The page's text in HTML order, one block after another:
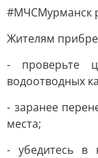
#МЧСМурманск
Жителям
- проверьте
водоотводных
- заранее
места;
- убедитесь в